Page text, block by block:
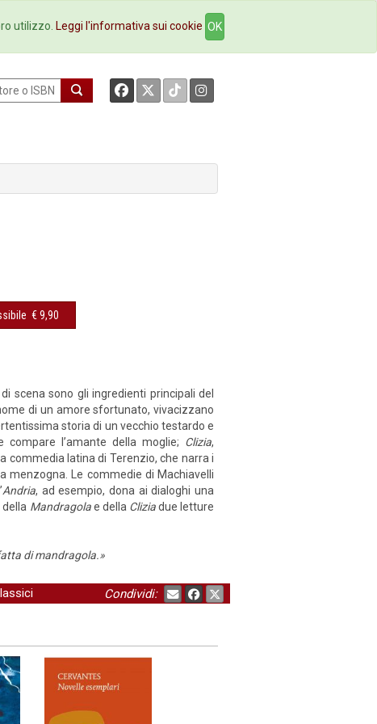
Contatti
€ 9,90
scena sono gli ingredienti principali del
di un amore sfortunato, vivacizzano
storia di un vecchio testardo e
l’amante della moglie; Clizia,
commedia latina di Terenzio, che narra i
menzogna. Le commedie di Machiavelli
Andria, ad esempio, dona ai dialoghi una
Mandragolae della Cliziadue letture
di mandragola.»
Condividi:
utilizzo. Leggi l'informativa sui cookie OK